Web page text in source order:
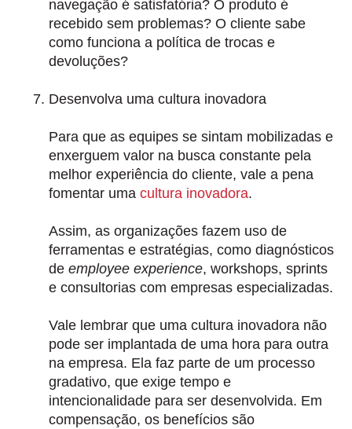
navegação é satisfatória? O produto é
recebido sem problemas? O cliente sabe
como funciona a política de trocas e
devoluções?
Desenvolva uma cultura inovadora
Para que as equipes se sintam mobilizadas e
enxerguem valor na busca constante pela
melhor experiência do cliente, vale a pena
fomentar umacultura inovadora.
Assim,as organizações fazem uso de
ferramentas e estratégias, como diagnósticos
deemployee experience, workshops, sprints
e consultorias com empresas especializadas.
Vale lembrar que uma cultura inovadora não
pode ser implantada de uma hora para outra
na empresa. Ela faz parte de um processo
gradativo, que exige tempo e
intencionalidade para ser desenvolvida. Em
compensação, os benefícios são